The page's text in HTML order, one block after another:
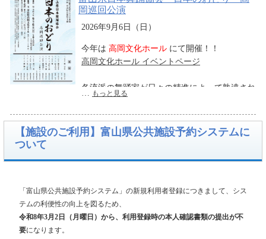
※２～５名様ご利用 １時間 ２,０００円
※６名様以上ご利用 １時間 ５,０００円
※お支払いは現金のみとなります。
岡巡回公演
2026年9月6日（日）
今年は 高岡文化ホール にて開催！！
高岡文化ホール イベントページ
各流派の舞踊家が日々の精進によって熟達され
子や小道具を使った様々な表現の面白さなど、
奥深い日本舞踊の魅力を是非ご堪能ください。
ル）
〇北日本新聞社
もっと見る
【施設のご利用】富山県公共施設予約システムに
ついて
「富山県公共施設予約システム」の新規利用者登録につきまして、シス
テムの利便性の向上を図るため、
令和8年3月2日（月曜日）から、利用登録時の本人確認書類の提出が不
要になります。